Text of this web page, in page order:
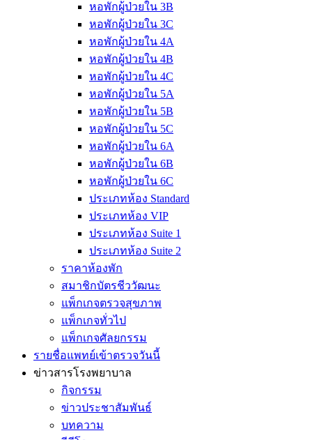
หอพักผู้ป่วยใน 3B
หอพักผู้ป่วยใน 3C
หอพักผู้ป่วยใน 4A
หอพักผู้ป่วยใน 4B
หอพักผู้ป่วยใน 4C
หอพักผู้ป่วยใน 5A
หอพักผู้ป่วยใน 5B
หอพักผู้ป่วยใน 5C
หอพักผู้ป่วยใน 6A
หอพักผู้ป่วยใน 6B
หอพักผู้ป่วยใน 6C
ประเภทห้อง Standard
ประเภทห้อง VIP
ประเภทห้อง Suite 1
ประเภทห้อง Suite 2
ราคาห้องพัก
สมาชิกบัตรชีววัฒนะ
แพ็กเกจตรวจสุขภาพ
แพ็กเกจทั่วไป
แพ็กเกจศัลยกรรม
รายชื่อแพทย์เข้าตรวจวันนี้
ข่าวสารโรงพยาบาล
กิจกรรม
ข่าวประชาสัมพันธ์
บทความ